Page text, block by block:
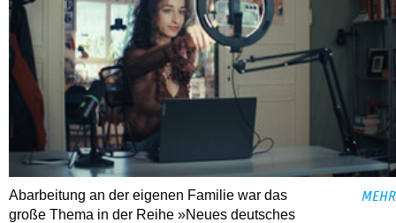
Abarbeitung an der eigenen Familie war das
große Thema in der Reihe »Neues deutsches
MEHR